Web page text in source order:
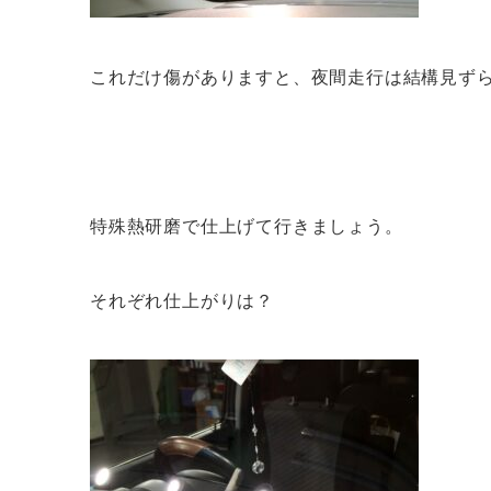
これだけ傷がありますと、夜間走行は結構見ず
特殊熱研磨で仕上げて行きましょう。
それぞれ仕上がりは？